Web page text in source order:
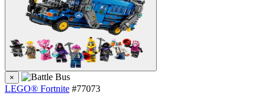
×
LEGO® Fortnite #77073